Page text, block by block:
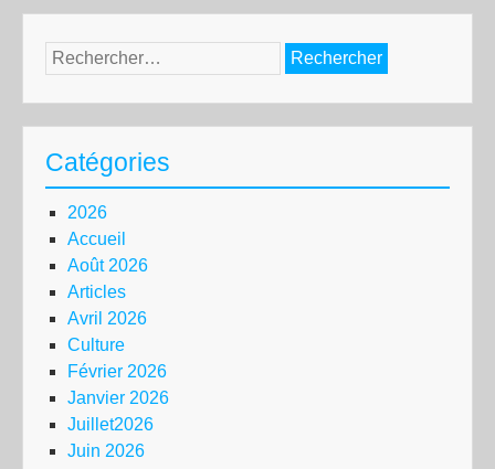
Rechercher :
Catégories
2026
Accueil
Août 2026
Articles
Avril 2026
Culture
Février 2026
Janvier 2026
Juillet2026
Juin 2026